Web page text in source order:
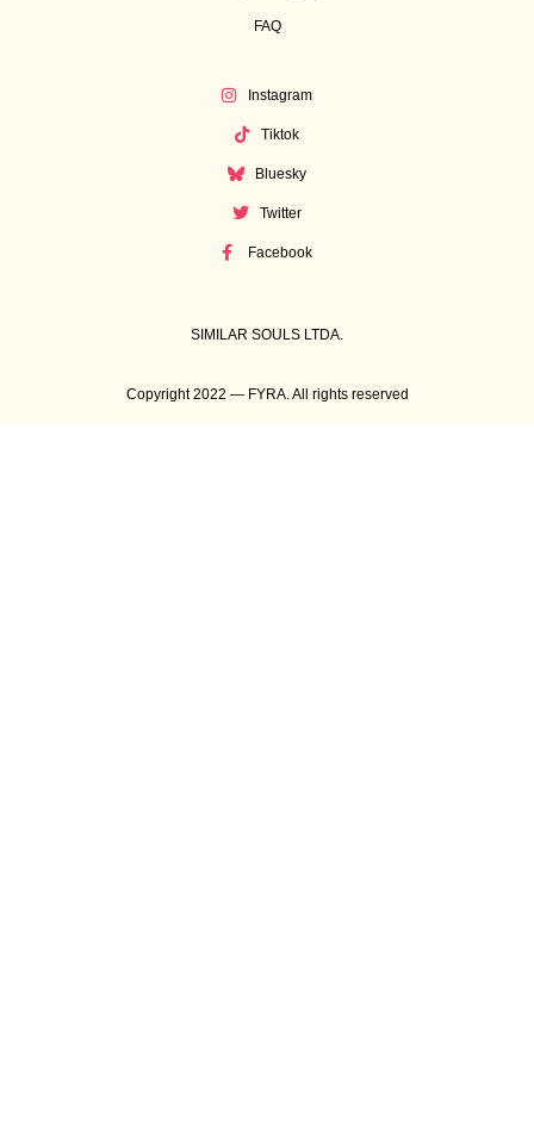
FAQ
Instagram
Tiktok
Bluesky
Twitter
Facebook
SIMILAR SOULS LTDA.
Copyright 2022 — FYRA. All rights reserved